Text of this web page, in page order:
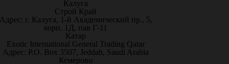
Калуга
Строй Край
г. Калуга, 1-й Академический пр., 5,
корп. 1Д, пав Г-11
Катар
Exotic International General Trading Qatar
Адрес: P.O. Box 3507, Jeddah, Saudi Arabia
Кемерово